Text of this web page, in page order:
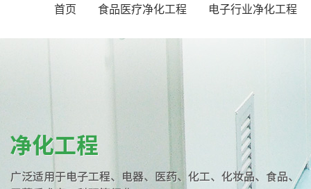
首页 食品医疗净化工程 电子行业净化工程